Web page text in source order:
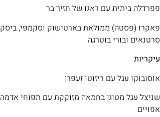
פפרדלה ביתית עם ראגו של חזיר בר
פאקרו (פסטה) ממולאת בארטישוק וסקמפי, ביסק
סרטנאים ובורי בוטרגה
עיקריות
אוסובוקו עגל עם ריזוטו זעפרן
שניצל עגל מטוגן בחמאה מזוקקת עם תפוחי אדמה
אפויים